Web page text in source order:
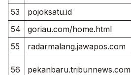
53 pojoksatu.id
54
goriau.com/home.html
55
radarmalang.jawapos.com
56 pekanbaru.tribunnews.com